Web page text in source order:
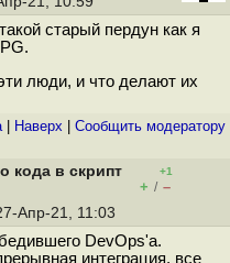
старый пердун как я
люди, и что делают их
| Наверх Cообщить модератору
кода в скрипт
+1
+ / –
Апр-21, 11:03
DevOps'а.
интеграция, все